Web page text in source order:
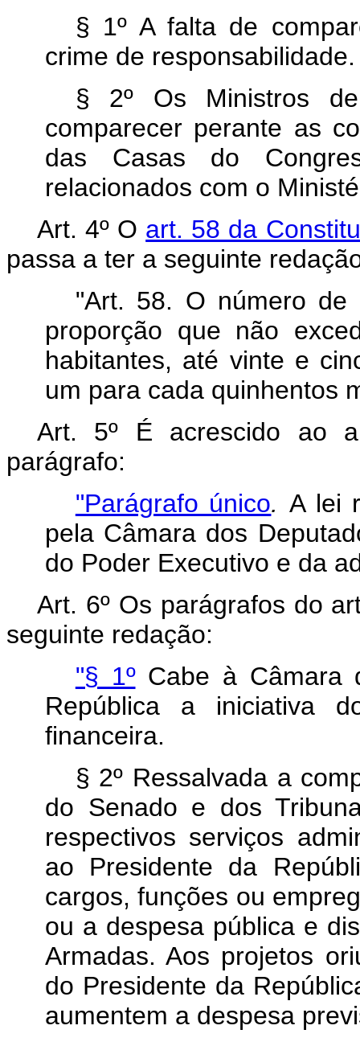
§ 1º A falta de
crime de responsabilidade.
§ 2º Os Ministros
comparecer perante as
das Casas do
relacionados com o
Art. 4º O art. 58 da
passa a ter a seguinte
"Art. 58. O número de
proporção que não
habitantes, até vinte e
um para cada quinhentos
Art. 5º É acrescido ao
parágrafo:
"Parágrafo único.A lei
pela Câmara dos
do Poder Executivo e da
Art. 6º Os parágrafos do
seguinte redação:
"§ 1ºCabe à Câmara
República a iniciativa
financeira.
§ 2º Ressalvada a
do Senado e dos
respectivos serviços
ao Presidente da
cargos, funções ou
ou a despesa pública e
Armadas. Aos projetos
do Presidente da
aumentem a despesa